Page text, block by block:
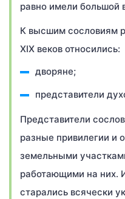
равно имели большой
К высшим сословиям
XIX веков относились:
дворяне;
представители
Представители
разные привилегии и
земельными
работающими на них.
старались всячески